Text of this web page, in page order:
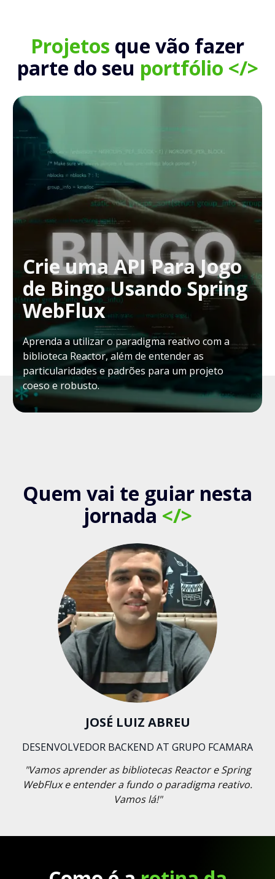
Projetos que vão fazer
parte do seu portfólio </>
Crie uma API Para Jogo
de Bingo Usando Spring
WebFlux
Aprenda a utilizar o paradigma reativo com a
biblioteca Reactor, além de entender as
particularidades e padrões para um projeto
coeso e robusto.
Quem vai te guiar nesta
jornada </>
JOSÉ LUIZ ABREU
DESENVOLVEDOR BACKEND AT GRUPO FCAMARA
"Vamos aprender as bibliotecas Reactor e Spring
WebFlux e entender a fundo o paradigma reativo.
Vamos lá!"